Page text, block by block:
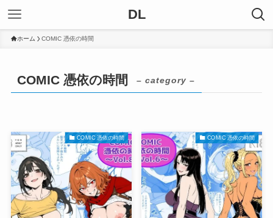
DL
ホーム COMIC 憑依の時間
COMIC 憑依の時間 – category –
COMIC 憑依の時間 COMIC 憑依の時間